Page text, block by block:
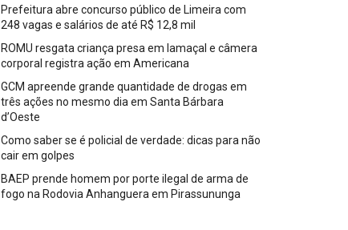
Prefeitura abre concurso público de Limeira com
248 vagas e salários de até R$ 12,8 mil
ROMU resgata criança presa em lamaçal e câmera
corporal registra ação em Americana
GCM apreende grande quantidade de drogas em
três ações no mesmo dia em Santa Bárbara
d’Oeste
Como saber se é policial de verdade: dicas para não
cair em golpes
BAEP prende homem por porte ilegal de arma de
fogo na Rodovia Anhanguera em Pirassununga